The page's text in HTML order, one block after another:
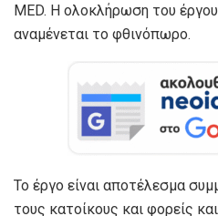
MED. Η ολοκλήρωση του έργου
αναμένεται το φθινόπωρο.
Το έργο είναι αποτέλεσμα
τους κατοίκους και φορείς